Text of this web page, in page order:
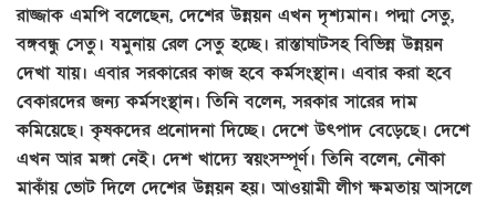
রাজ্জাক এমপি বলেছেন, দেশের উন্নয়ন এখন দৃশ্যমান। পদ্মা সেতু,
বঙ্গবন্ধু সেতু। যমুনায় রেল সেতু হচ্ছে। রাস্তাঘাটসহ বিভিন্ন উন্নয়ন
দেখা যায়। এবার সরকারের কাজ হবে কর্মসংস্থান। এবার করা হবে
বেকারদের জন্য কর্মসংস্থান। তিনি বলেন, সরকার সারের দাম
কমিয়েছে। কৃষকদের প্রনোদনা দিচ্ছে। দেশে উৎপাদ বেড়েছে। দেশে
এখন আর মঙ্গা নেই। দেশ খাদ্যে স্বয়ংসম্পূর্ণ। তিনি বলেন, নৌকা
মাকাঁয় ভোট দিলে দেশের উন্নয়ন হয়। আওয়ামী লীগ ক্ষমতায় আসলে